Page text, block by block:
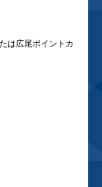
は広尾ポイントカ